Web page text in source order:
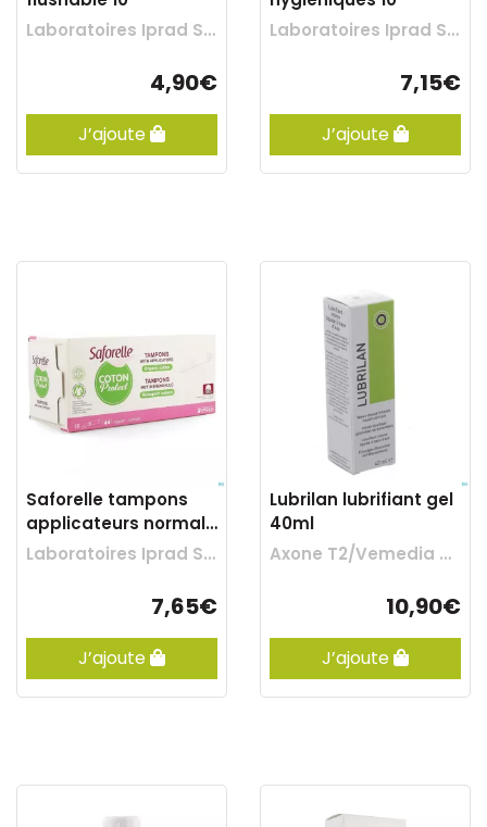
Laboratoires Iprad Sante
4,90€
J’ajoute
Laboratoires Iprad Sante
7,15€
J’ajoute
Saforelle tampons
applicateurs normal
16
Laboratoires Iprad Sante
7,65€
J’ajoute
Lubrilan lubrifiant gel
40ml
Axone T2/Vemedia Ch
10,90€
J’ajoute